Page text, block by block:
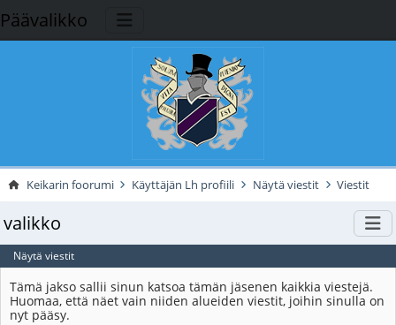
Päävalikko
Keikarin foorumi Käyttäjän Lh profiili Näytä viestit Viestit
valikko
Näytä viestit
Tämä jakso sallii sinun katsoa tämän jäsenen kaikkia viestejä.
Huomaa, että näet vain niiden alueiden viestit, joihin sinulla on
nyt pääsy.